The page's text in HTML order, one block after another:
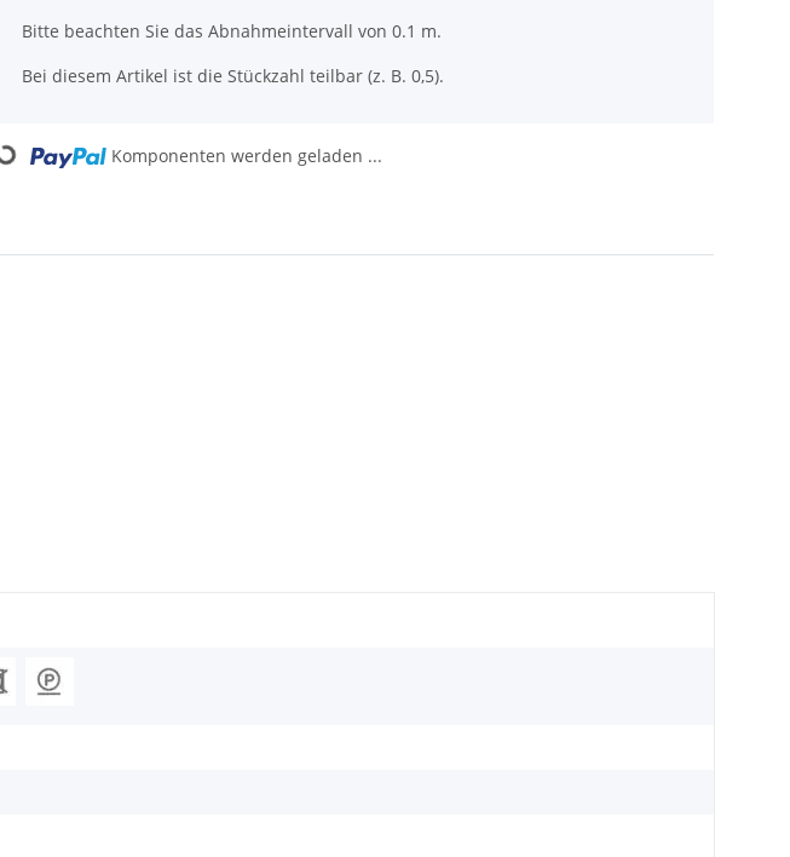
Bitte beachten Sie das Abnahmeintervall von 0.1 m.
Bei diesem Artikel ist die Stückzahl teilbar (z. B. 0,5).
Loading... Komponenten werden geladen ...